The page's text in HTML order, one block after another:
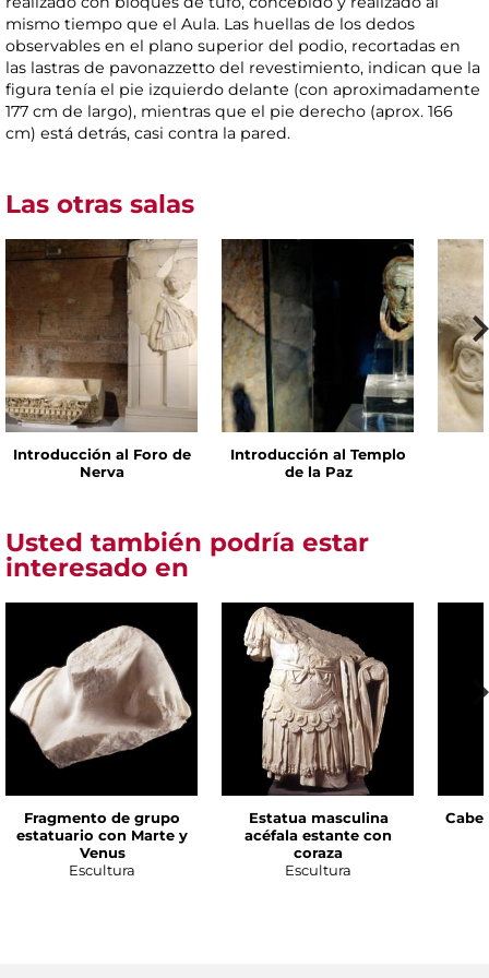
mismo tiempo que el Aula. Las huellas de los dedos
observables en el plano superior del podio, recortadas en
las lastras de pavonazzetto del revestimiento, indican que la
figura tenía el pie izquierdo delante (con aproximadamente
177 cm de largo), mientras que el pie derecho (aprox. 166
cm) está detrás, casi contra la pared.
Las otras salas
Introducción al Foro de
Nerva
Introducción al Templo
de la Paz
Usted también podría estar
interesado en
Fragmento de grupo
estatuario con Marte y
Venus
Escultura
Estatua masculina
acéfala estante con
coraza
Escultura